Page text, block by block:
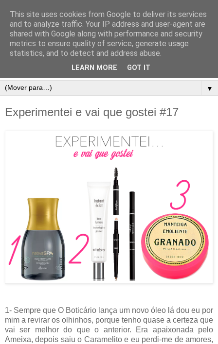
▼
Experimentei e vai que gostei #17
1- Sempre que O Boticário lança um novo óleo lá dou eu por
mim a revirar os olhinhos, porque tenho quase a certeza que
vai ser melhor do que o anterior. Era apaixonada pelo
Ameixa, depois saiu o Caramelito e eu perdi-me de amores,
This site uses cookies from Google to deliver its services
and to analyze traffic. Your IP address and user-agent are
shared with Google along with performance and security
metrics to ensure quality of service, generate usage
statistics, and to detect and address abuse.
LEARN MORE GOT IT